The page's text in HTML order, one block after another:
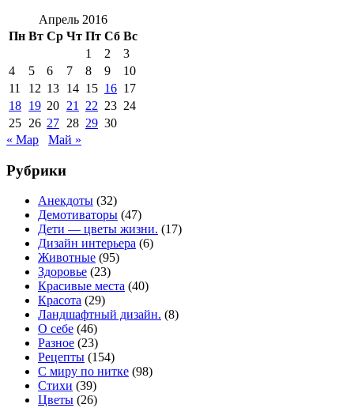
Апрель 2016
Пн Вт Ср Чт Пт Сб Вс
1
2
3
4
5 6 7 8 9
10
11
12 13 14 15 16 17
18 19 20 21 22 23 24
25 26 27 28 29 30
« Мар
Май »
Рубрики
Анекдоты (32)
Демотиваторы (47)
Дети — цветы жизни. (17)
Дизайн интерьера (6)
Животные (95)
Здоровье (23)
Красивые места (40)
Красота (29)
Ландшафтный дизайн. (8)
О себе (46)
Разное (23)
Рецепты (154)
С миру по нитке (98)
Стихи (39)
Цветы (26)